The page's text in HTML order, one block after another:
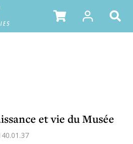
SOMMAIRE DU NUMÉRO
et vie du Musée